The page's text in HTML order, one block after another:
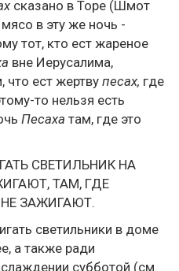
сказано в Торе (Шмот
в эту же ночь -
тот, кто ест жареное
вне Иерусалима,
что ест жертвупесах, где
то нельзя есть
Песаха там, где это
СВЕТИЛЬНИК НА
ТАМ, ГДЕ
ЗАЖИГАЮТ.
светильники в доме
а также ради
субботой (см.